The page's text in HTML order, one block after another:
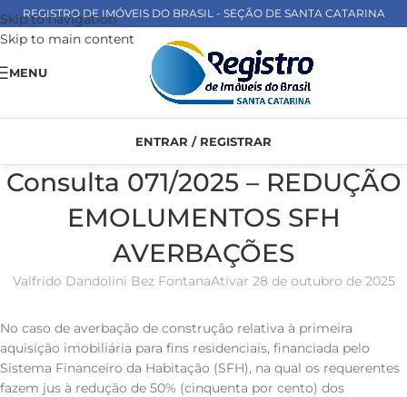
Skip to navigation
Skip to main content
REGISTRO DE IMÓVEIS DO BRASIL - SEÇÃO DE SANTA CATARINA
MENU
ENTRAR / REGISTRAR
Consulta 071/2025 – REDUÇÃO
EMOLUMENTOS SFH
AVERBAÇÕES
Valfrido Dandolini Bez FontanaAtivar 28 de outubro de 2025
No caso de averbação de construção relativa à primeira
aquisição imobiliária para fins residenciais, financiada pelo
Sistema Financeiro da Habitação (SFH), na qual os requerentes
fazem jus à redução de 50% (cinquenta por cento) dos